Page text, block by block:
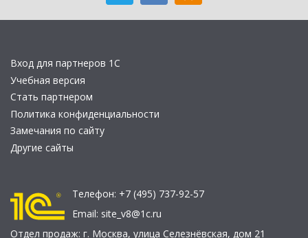
Вход для партнеров 1С
Учебная версия
Стать партнером
Политика конфиденциальности
Замечания по сайту
Другие сайты
Телефон: +7 (495) 737-92-57
Email: site_v8@1c.ru
Отдел продаж: г. Москва, улица Селезнёвская, дом 21